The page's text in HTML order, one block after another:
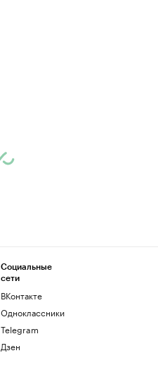
Социальные
сети
ВКонтакте
Одноклассники
Telegram
Дзен